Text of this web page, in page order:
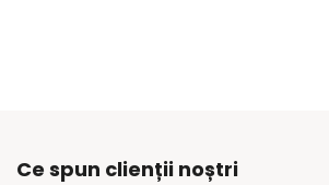
Ce spun clienții noștri